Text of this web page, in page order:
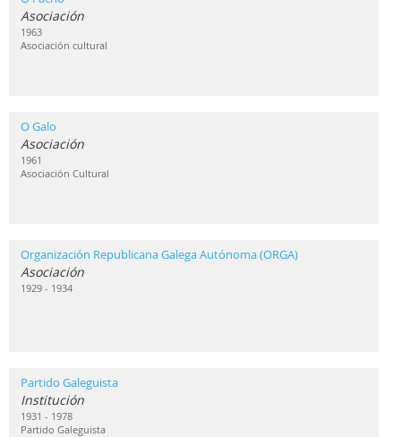
Asociación
1963
Asociación cultural
O Galo
Asociación
1961
Asociación Cultural
Organización Republicana Galega Autónoma (ORGA)
Asociación
1929 - 1934
Partido Galeguista
Institución
1931 - 1978
Partido Galeguista